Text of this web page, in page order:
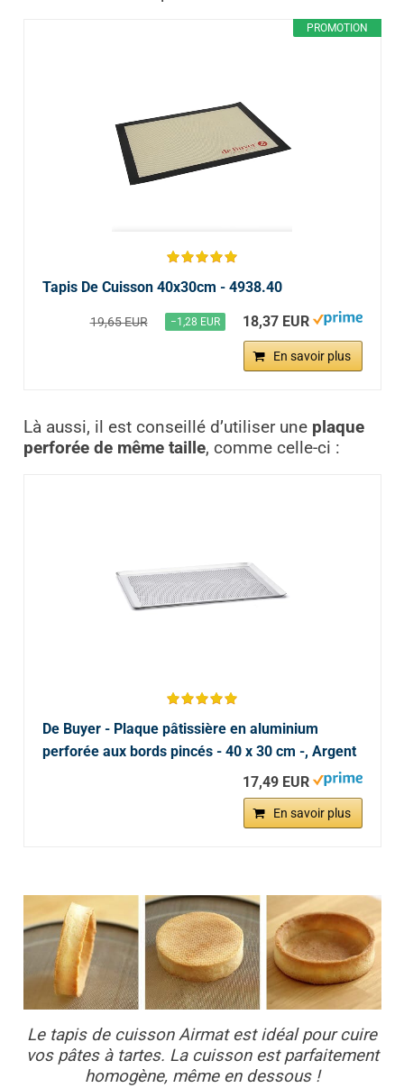
PROMOTION
Tapis De Cuisson 40x30cm - 4938.40
19,65 EUR −1,28 EUR 18,37 EUR
En savoir plus
Là aussi, il est conseillé d’utiliser une plaque
perforée de même taille, comme celle-ci :
De Buyer - Plaque pâtissière en aluminium
perforée aux bords pincés - 40 x 30 cm -, Argent
17,49 EUR
En savoir plus
Le tapis de cuisson Airmat est idéal pour cuire
vos pâtes à tartes. La cuisson est parfaitement
homogène, même en dessous !